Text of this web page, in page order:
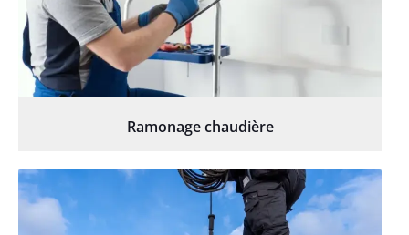
Ramonage chaudière